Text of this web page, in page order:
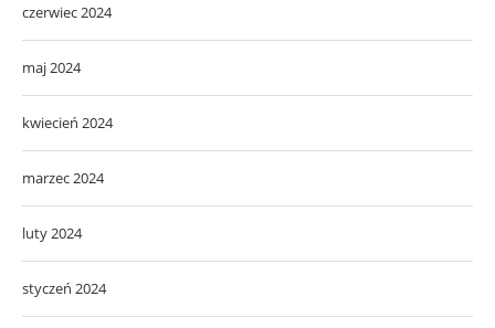
czerwiec 2024
maj 2024
kwiecień 2024
marzec 2024
luty 2024
styczeń 2024